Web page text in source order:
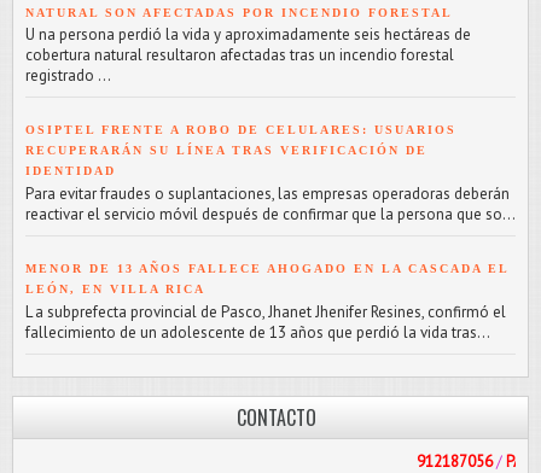
NATURAL SON AFECTADAS POR INCENDIO FORESTAL
U na persona perdió la vida y aproximadamente seis hectáreas de
cobertura natural resultaron afectadas tras un incendio forestal
registrado ...
OSIPTEL FRENTE A ROBO DE CELULARES: USUARIOS
RECUPERARÁN SU LÍNEA TRAS VERIFICACIÓN DE
IDENTIDAD
Para evitar fraudes o suplantaciones, las empresas operadoras deberán
reactivar el servicio móvil después de confirmar que la persona que so...
MENOR DE 13 AÑOS FALLECE AHOGADO EN LA CASCADA EL
LEÓN, EN VILLA RICA
L a subprefecta provincial de Pasco, Jhanet Jhenifer Resines, confirmó el
fallecimiento de un adolescente de 13 años que perdió la vida tras...
CONTACTO